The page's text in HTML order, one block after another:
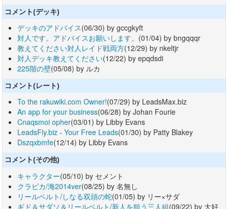
コメント(デッキ)
デッキのアドバイス(06/30) by gccgkyft
対人です。アドバイスお願いします。 (01/04) by bngqqqr
教えてください対人レイド戦両方(12/29) by nkeltjr
対人デッキ教えてください(12/22) by epqdsdi
225階の壁(05/08) by ルカ
コメント(レート)
To the rakuwiki.com Owner!(07/29) by LeadsMax.biz
An app for your business(06/28) by Johan Fourie
Cnaqsmoi opher(03/01) by Libby Evans
LeadsFly.biz - Your Free Leads(01/30) by Patty Blakey
Dszqxbmfe(12/14) by Libby Evans
コメント(その他)
キャラクター(05/10) by セメント
クラピカ/海2014ver(08/25) by 名無し
リールベルト/しなる双頭の蛇(01/05) by リー×サダ
ギド＆サダソ＆リールベルト/新人を狙う三人組(09/22) by 大好